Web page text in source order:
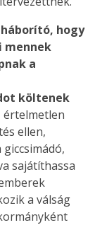
hogy
mennek
a
költenek
értelmetlen
ellen,
sajátíthassa
a válság